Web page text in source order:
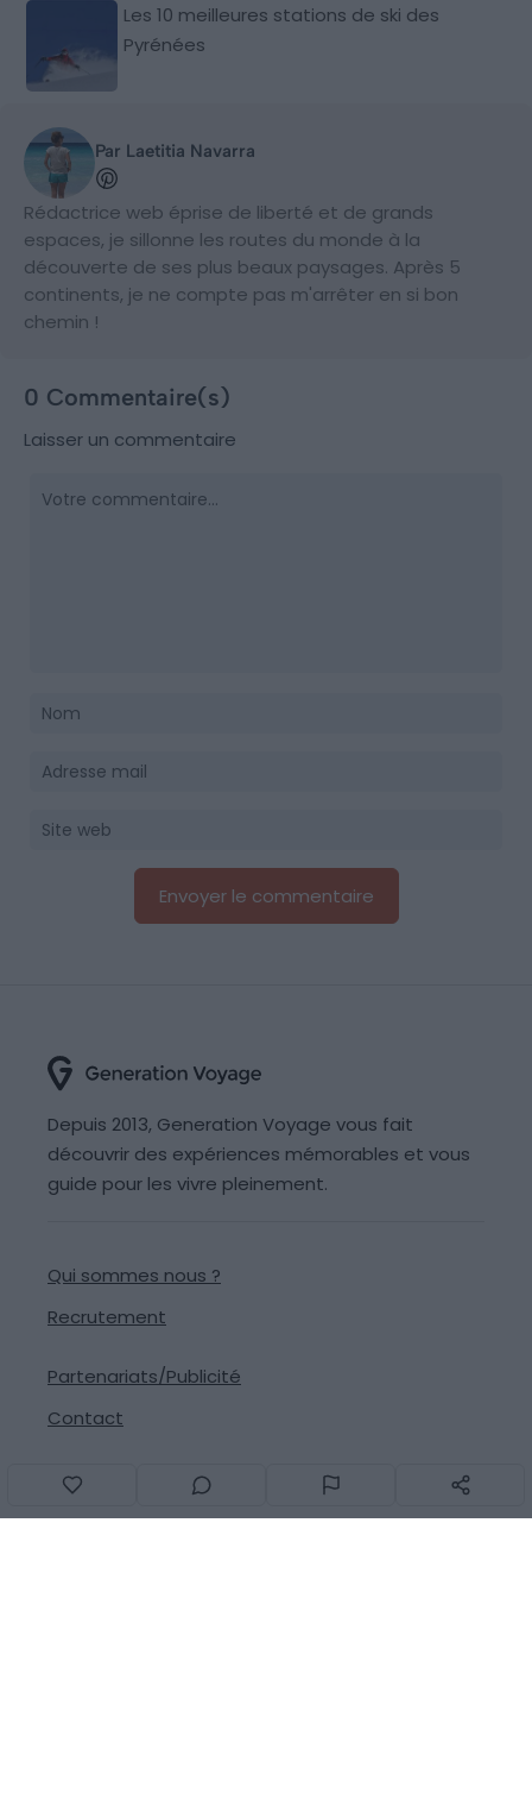
Les 10 meilleures stations de ski des
Pyrénées
Par Laetitia Navarra
Rédactrice web éprise de liberté et de grands
espaces, je sillonne les routes du monde à la
découverte de ses plus beaux paysages. Après 5
continents, je ne compte pas m'arrêter en si bon
chemin !
0 Commentaire(s)
Laisser un commentaire
Depuis 2013, Generation Voyage vous fait
découvrir des expériences mémorables et vous
guide pour les vivre pleinement.
Qui sommes nous ?
Recrutement
Partenariats/Publicité
Contact